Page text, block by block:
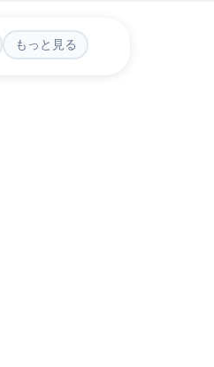
もっと見る